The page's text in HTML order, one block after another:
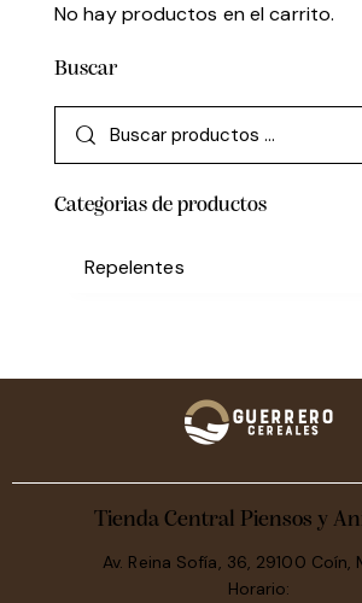
No hay productos en el carrito.
Buscar
Categorias de productos
Repelentes
Tienda Central Piensos y
Av. Reina Sofía, 36, 29100 Coín,
Horario: